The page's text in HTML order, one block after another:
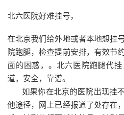
北六医院好难挂号，
在北京我们给外地或者本地想挂
院跑腿，检查提前安排，有效节
面的困惑，。北六医院跑腿代
道，安全，靠谱。
如果你在北京的医院出现挂
他途径，网上已经报道了处存在